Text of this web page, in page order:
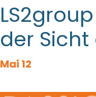
der
Mai 12